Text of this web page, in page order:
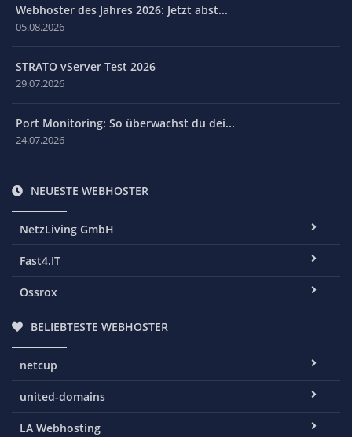
Webhoster des Jahres 2026: Jetzt abst...
05.08.2026
STRATO vServer Test 2026
29.07.2026
Port Monitoring: So überwachst du dei...
24.07.2026
NEUESTE WEBHOSTER
NetzLiving GmbH
Fast4.IT
Ossrox
BELIEBTESTE WEBHOSTER
netcup
united-domains
LA Webhosting